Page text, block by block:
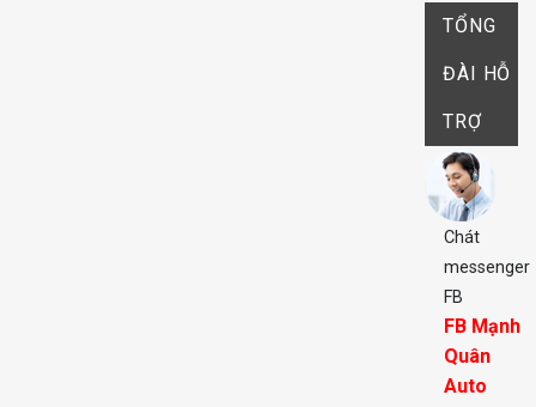
TỔNG
ĐÀI HỖ
TRỢ
Chát
messenger
FB
FB Mạnh
Quân
Auto